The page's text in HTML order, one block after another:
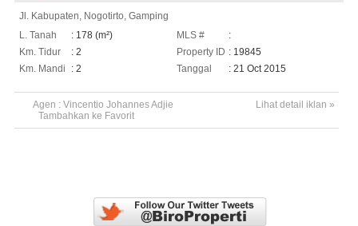
Jl. Kabupaten, Nogotirto, Gamping
L. Tanah
: 178 (m²)
Km. Tidur
: 2
Km. Mandi
: 2
MLS #
:
Property ID : 19845
Tanggal
: 21 Oct 2015
Agen : Vincentio Johannes Adjie
Lihat detail iklan »
Tambahkan ke Favorit